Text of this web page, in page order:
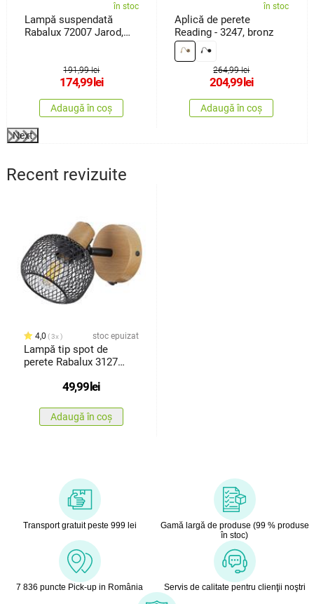
în stoc
Lampă suspendată
Rabalux 72007 Jarod,
191,99 lei
174,99 lei
Adaugă în coș
în stoc
Aplică de perete
Reading - 3247, bronz
264,99 lei
204,99 lei
Adaugă în coș
Next
Recent revizuite
4,0 3x stoc epuizat
Lampă tip spot de
perete Rabalux 3127
49,99lei
Adaugă în coș
Transport gratuit peste 999 lei
Gamă largă de produse (99 % produse
în stoc)
7 836 puncte Pick-up in România Servis de calitate pentru clienţii noştri